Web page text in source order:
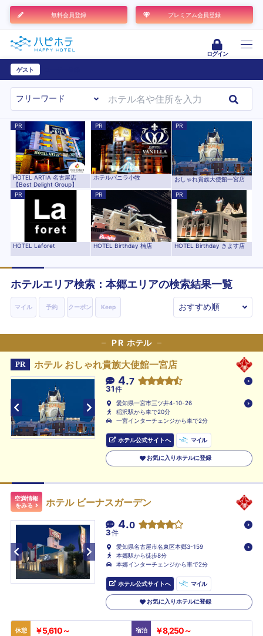
無料会員登録 プレミアム会員登録
ログイン
ゲスト
PR
HOTEL ARTIA 名古屋店
【Best Delight Group】
PR
ホテルバニラ小牧
PR
おしゃれ貴族大使館一宮店
PR
HOTEL Laforet
PR
HOTEL Birthday 楠店
PR
HOTEL Birthday きよす店
ホテルエリア検索：本郷エリアの検索結果一覧
マイル 予約 クーポン Keep
PR ホテル
PR ホテル おしゃれ貴族大使館一宮店
4.7
31件
愛知県一宮市三ツ井4-10-26
稲沢駅から車で20分
一宮インターチェンジから車で2分
ホテル公式サイトへ マイル
お気に入りホテルに登録
空満情報
をみる
ホテル ビーナスガーデン
4.0
3件
愛知県名古屋市名東区本郷3-159
本郷駅から徒歩8分
本郷インターチェンジから車で2分
ホテル公式サイトへ マイル
お気に入りホテルに登録
休憩 ￥5,610～ 宿泊 ￥8,250～